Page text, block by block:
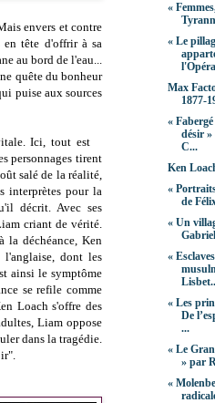
envers et contre
en tête d'offrir à sa
au bord de l'eau...
quête du bonheur
puise aux sources
Ici, tout est
personnages tirent
salé de la réalité,
interprètes pour la
décrit. Avec ses
criant de vérité.
la déchéance, Ken
dont les
ainsi le symptôme
se refile comme
Loach s'offre des
Liam oppose
dans la tragédie.
«
« Le
Max
1877-
«
désir »
C...
Ken
«
de
« Un
«
« Les
De
...
« Le
» par
«